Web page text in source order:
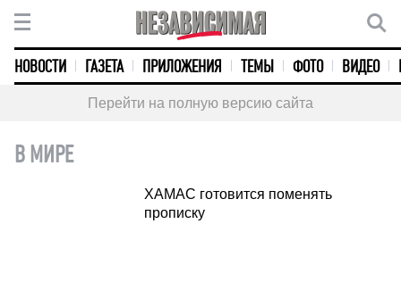
НОВОСТИ ГАЗЕТА ПРИЛОЖЕНИЯ ТЕМЫ ФОТО ВИДЕО
Перейти на полную версию сайта
В МИРЕ
ХАМАС готовится поменять
прописку